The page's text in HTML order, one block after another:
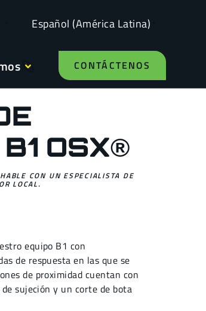
Español (América Latina)
CONTÁCTENOS
OSX®
CON UN ESPECIALISTA DE
LOCAL.
equipo B1 con
de respuesta en las que se
de proximidad cuentan con
sujeción y un corte de bota